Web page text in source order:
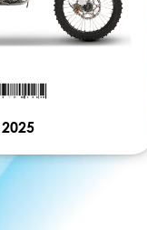
2025